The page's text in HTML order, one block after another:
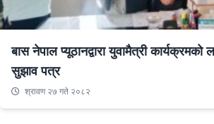
बास नेपाल प्यूठानद्वारा युवामैत्री कार्यक्रमको
सुझाव पत्र
श्रावण २७ गते २०८२